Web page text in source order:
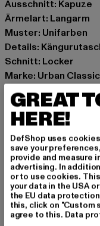
Ausschnitt: Kapuze
Ärmelart: Langarm
Muster: Unifarben
Details:
Schnitt: Locker
Marke: Urban
Kat.: Hoodies
Farbe: grau
Hersteller Farbe:
Elasthan
Art.Nr: TB6698-
Hersteller: TB
Dr.-Robert-
DE
GREAT
HERE!
DefShop uses
save your
provide and measure
advertising. In
or to use cookies.
your data in the USA
the EU data
this, click on "Custom
agree to this. Data